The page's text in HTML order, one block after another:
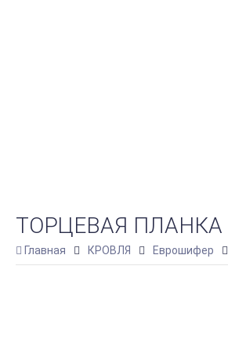
ТОРЦЕВАЯ
Главная КРОВЛЯ Еврошифер